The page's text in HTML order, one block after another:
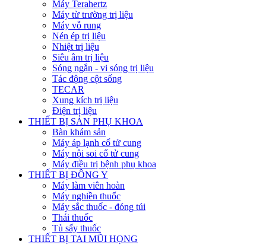
Máy Terahertz
Máy từ trường trị liệu
Máy vỗ rung
Nén ép trị liệu
Nhiệt trị liệu
Siêu âm trị liệu
Sóng ngắn - vi sóng trị liệu
Tác động cột sống
TECAR
Xung kích trị liệu
Điện trị liệu
THIẾT BỊ SẢN PHỤ KHOA
Bàn khám sản
Máy áp lạnh cổ tử cung
Máy nội soi cổ tử cung
Máy điều trị bệnh phụ khoa
THIẾT BỊ ĐÔNG Y
Máy làm viên hoàn
Máy nghiền thuốc
Máy sắc thuốc - đóng túi
Thái thuốc
Tủ sấy thuốc
THIẾT BỊ TAI MŨI HỌNG